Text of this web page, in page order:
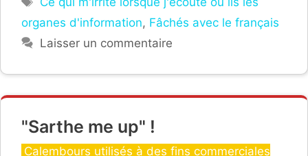
organes d'information, Fâchés avec le français
Laisser un commentaire
"Sarthe me up" !
Catégories
Calembours utilisés à des fins commerciales